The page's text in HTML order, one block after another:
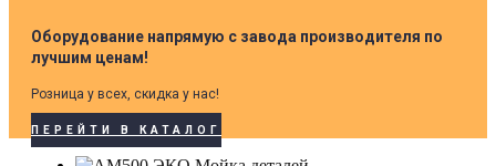
Оборудование напрямую с завода производителя по
лучшим ценам!
Розница у всех, скидка у нас!
ПЕРЕЙТИ В КАТАЛОГ